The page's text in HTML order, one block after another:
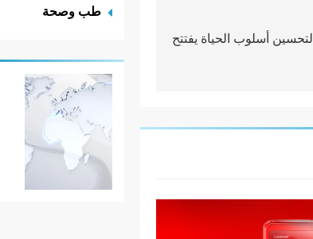
أسلوب الحياة يفتتح
طب وصحة